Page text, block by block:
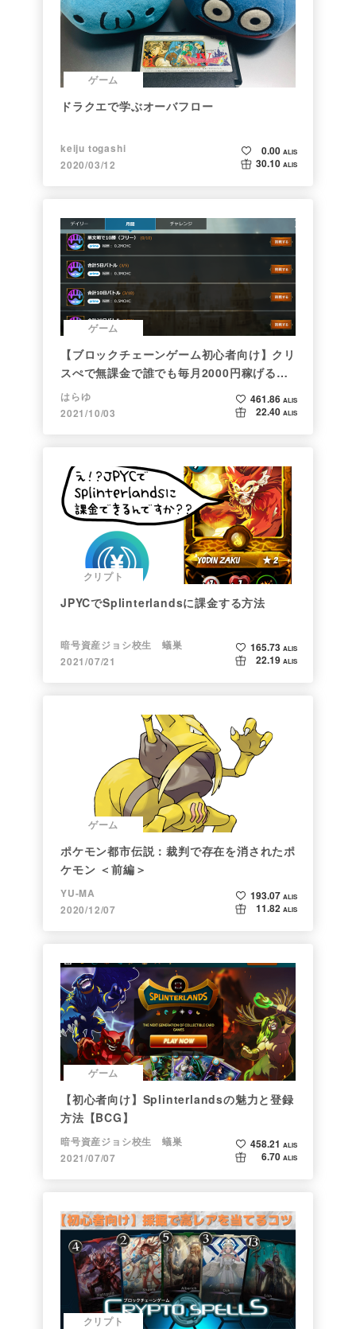
ゲーム
ドラクエで学ぶオーバフロー
keiju togashi
2020/03/12
0.00 ALIS
30.10 ALIS
ゲーム
【ブロックチェーンゲーム初心者向け】クリ
スぺで無課金で誰でも毎月2000円稼げる時
代がきた
はらゆ
2021/10/03
461.86 ALIS
22.40 ALIS
クリプト
JPYCでSplinterlandsに課金する方法
暗号資産ジョシ校生 蟻巣
2021/07/21
165.73 ALIS
22.19 ALIS
ゲーム
ポケモン都市伝説：裁判で存在を消されたポ
ケモン ＜前編＞
YU-MA
2020/12/07
193.07 ALIS
11.82 ALIS
ゲーム
【初心者向け】Splinterlandsの魅力と登録
方法【BCG】
暗号資産ジョシ校生 蟻巣
2021/07/07
458.21 ALIS
6.70 ALIS
クリプト